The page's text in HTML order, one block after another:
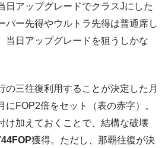
復 券種 I 4,602
50,740
日アップグレードでクラスJにした
パー先得やウルトラ先得は普通席し
当日アップグレードを狙うしかな
の三往復利用することが決定した月
にFOP2倍をセット（表の赤字）。
け加えておくことで、結構な破壊
獲得。ただし、那覇往復が決